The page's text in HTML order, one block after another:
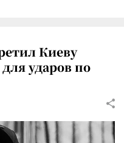
Киеву
ударов по